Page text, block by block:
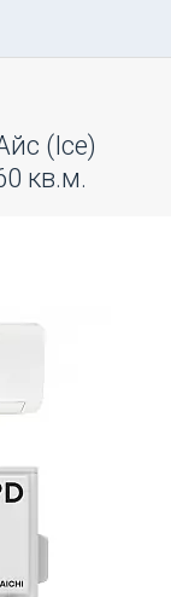
(Ice)
кв.м.